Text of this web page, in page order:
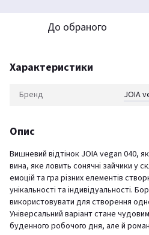
До обраного
Характеристики
Бренд JOIA
Опис
Вишневий відтінок JOIA vegan 040,
вина, яке ловить сонячні зайчики у
емоцій та гра різних елементів
унікальності та індивідуальності.
використовувати для створення
Універсальний варіант стане
буденного робочого дня, але й